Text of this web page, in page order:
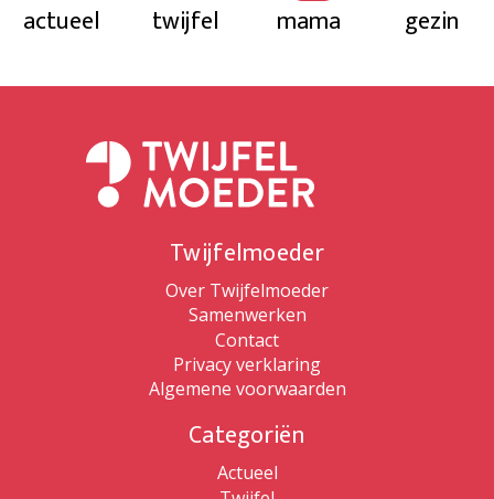
actueel twijfel mama gezin
Twijfelmoeder
Over Twijfelmoeder
Samenwerken
Contact
Privacy verklaring
Algemene voorwaarden
Categoriën
Actueel